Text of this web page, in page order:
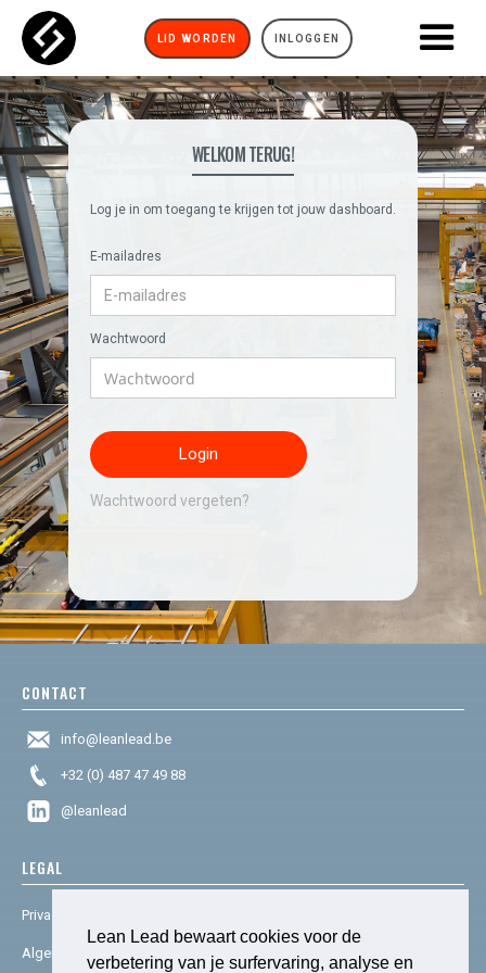
Lean Lead bewaart cookies voor de
verbetering van je surfervaring, analyse en
LID WORDEN INLOGGEN
WELKOM TERUG!
Log je in om toegang te krijgen tot jouw dashboard.
E-mailadres
Wachtwoord
Wachtwoord vergeten?
CONTACT
info@leanlead.be
+32 (0) 487 47 49 88
@leanlead
LEGAL
Privacy & cookies
Algemene voorwaarden